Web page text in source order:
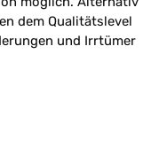
dem Qualitätslevel
und Irrtümer